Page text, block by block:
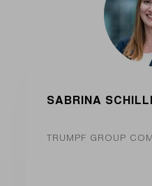
SABRINA
TRUMPF GROUP